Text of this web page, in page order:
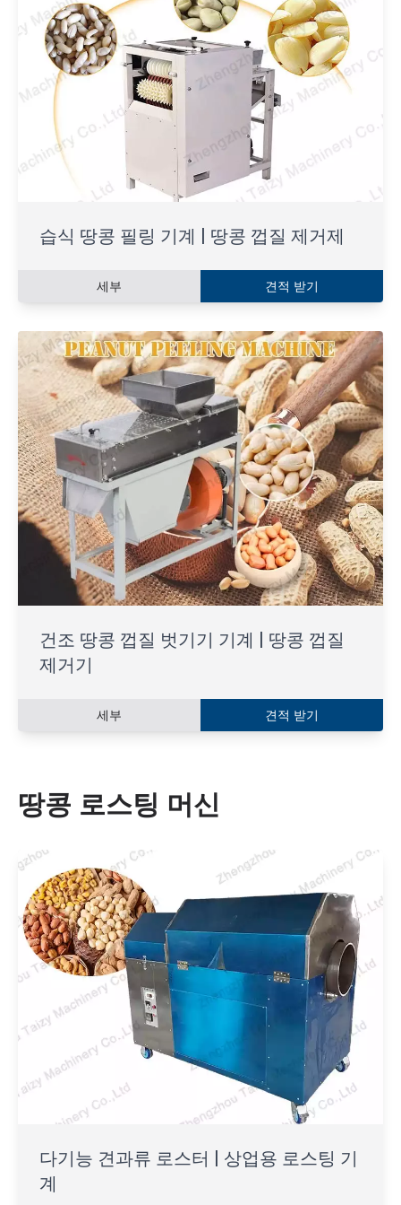
습식 땅콩 필링 기계 | 땅콩 껍질 제거제
세부 견적 받기
건조 땅콩 껍질 벗기기 기계 | 땅콩 껍질
제거기
세부 견적 받기
땅콩 로스팅 머신
다기능 견과류 로스터 | 상업용 로스팅 기
계